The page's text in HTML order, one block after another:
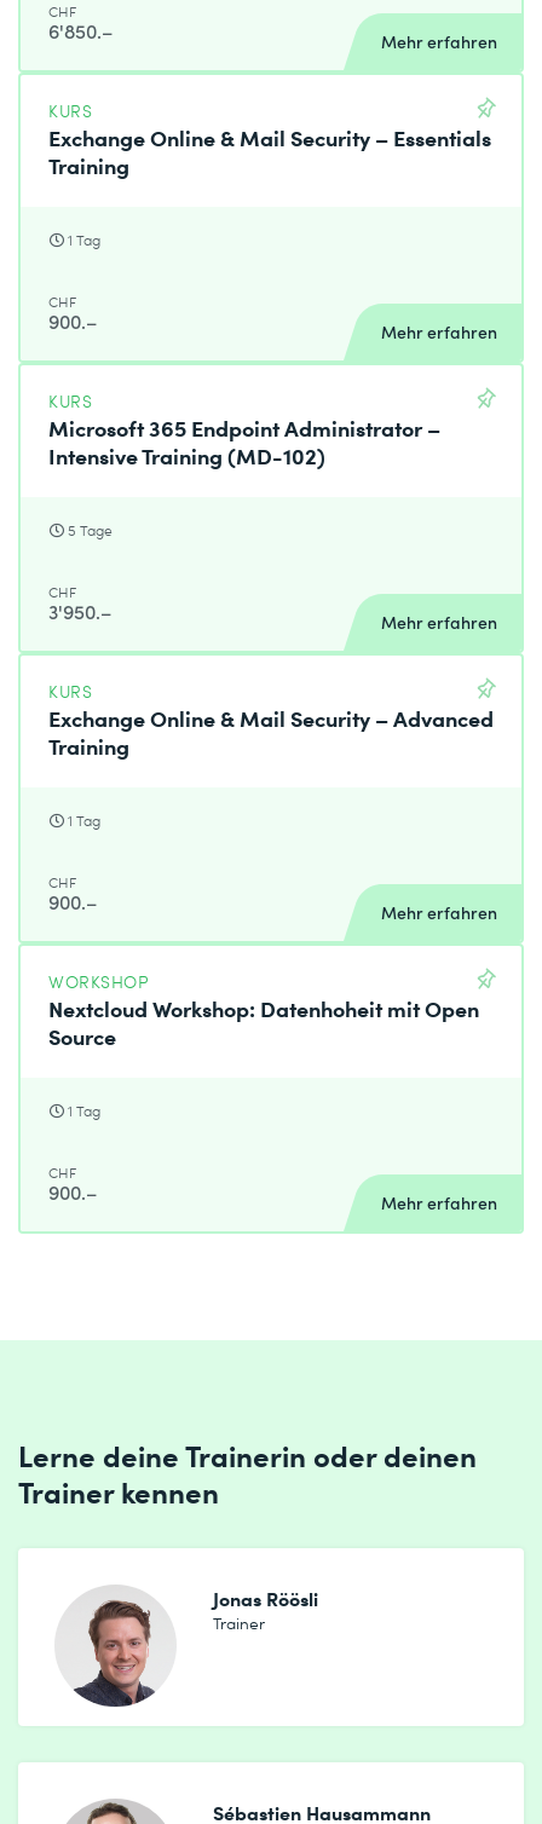
CHF
6'850.– Mehr erfahren
KURS
Exchange Online & Mail Security – Essentials
Training
1 Tag
CHF
900.– Mehr erfahren
KURS
Microsoft 365 Endpoint Administrator –
Intensive Training (MD-102)
5 Tage
CHF
3'950.– Mehr erfahren
KURS
Exchange Online & Mail Security – Advanced
Training
1 Tag
CHF
900.– Mehr erfahren
WORKSHOP
Nextcloud Workshop: Datenhoheit mit Open
Source
1 Tag
CHF
900.– Mehr erfahren
Lerne deine Trainerin oder deinen
Trainer kennen
Jonas Röösli
Trainer
Sébastien Hausammann